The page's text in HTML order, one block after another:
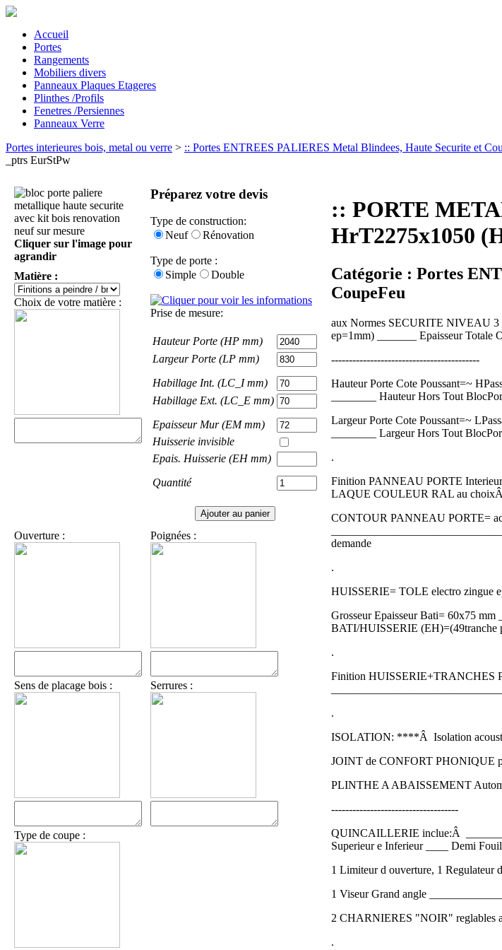
Accueil
Portes
Rangements
Mobiliers divers
Panneaux Plaques Etageres
Plinthes /Profils
Fenetres /Persiennes
Panneaux Verre
Portes interieures bois, metal ou verre > :: Portes ENTREES PALIERES Metal Blindees, Haute Securite et
_ptrs EurStPw
Cliquer sur l'image pour
agrandir
Matière :
Choix de votre matière :
Préparez votre devis
Type de construction:
Neuf
Rénovation
Type de porte :
Simple
Double
Prise de mesure:
Hauteur Porte (HP mm)
Largeur Porte (LP mm)
Habillage Int. (LC_I mm)
Habillage Ext. (LC_E mm)
Epaisseur Mur (EM mm)
Huisserie invisible
Epais. Huisserie (EH mm)
Quantité
Ouverture :
Sens de placage bois :
Type de coupe :
Poignées :
Serrures :
:: PORTE
HrT2275x1050
Catégorie : Portes
CoupeFeu
aux Normes SECURITE NIVEAU
ep=1mm) _______ Epaisseur Totale
------------------------------------------
Hauteur Porte Cote Poussant=~
________ Hauteur Hors Tout
Largeur Porte Cote Poussant=~
________ Largeur Hors Tout
.
Finition PANNEAU PORTE
LAQUE COULEUR RAL au
CONTOUR PANNEAU PORTE=
demande
.
HUISSERIE= TOLE electro zingue
Grosseur Epaisseur Bati= 60x75 mm
BATI/HUISSERIE (EH)=(49tranche
.
Finition HUISSERIE+TRANCHES
.
ISOLATION: ****Â Isolation
JOINT de CONFORT PHONIQUE
PLINTHE A ABAISSEMENT
------------------------------------
QUINCAILLERIE inclue:Â
Superieur e Inferieur ____ Demi
1 Limiteur d ouverture, 1 Regulateur
1 Viseur Grand angle
2 CHARNIERES "NOIR" reglables
.